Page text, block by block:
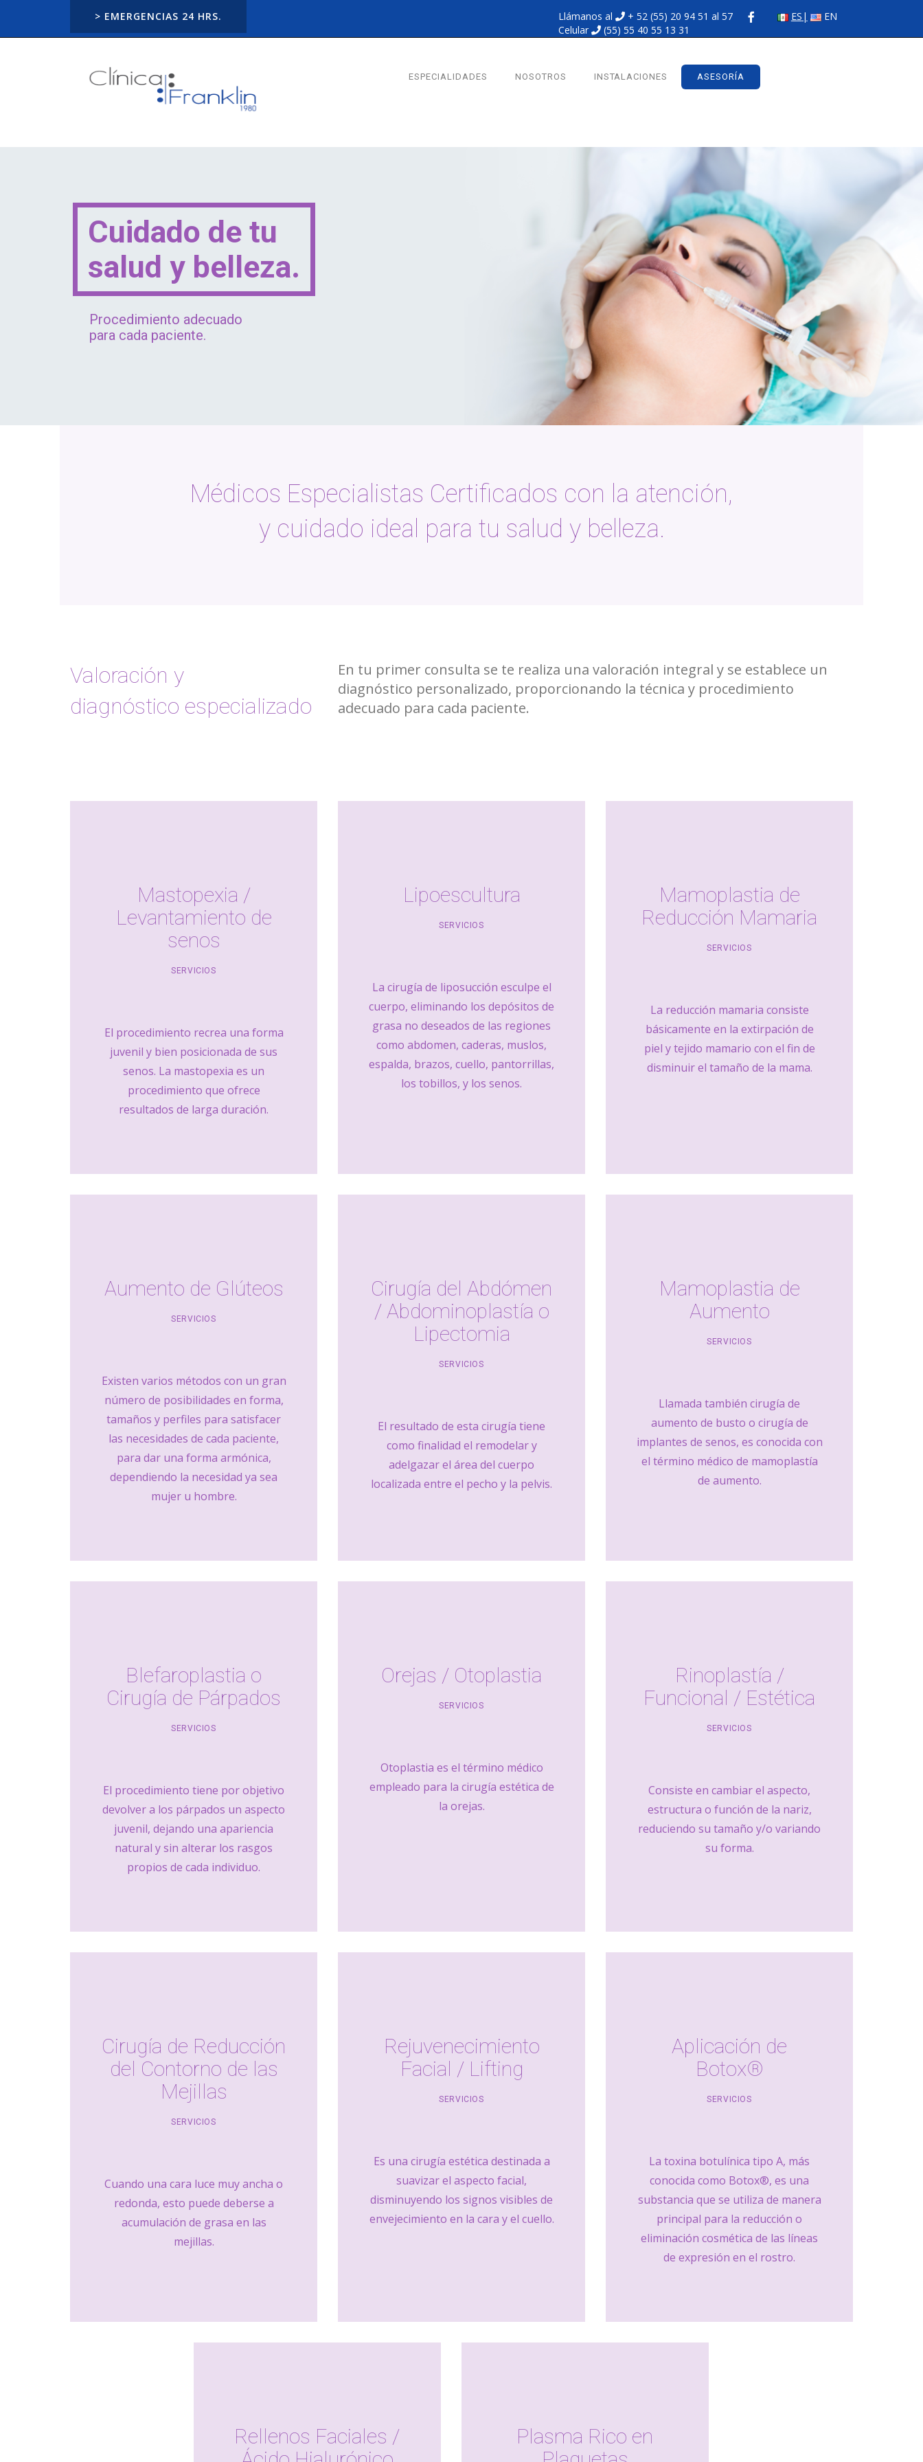
> EMERGENCIAS 24 HRS. Llámanos al
+ 52 (55) 20 94 51 al 57
Celular
(55) 55 40 55 13 31
ES EN
ESPECIALIDADES NOSOTROS INSTALACIONES ASESORÍA
Procedimiento adecuado
para cada paciente.
Médicos Especialistas Certificados con la atención,
y cuidado ideal para tu salud y belleza.
Valoración y
diagnóstico especializado
En tu primer consulta se te realiza una valoración integral y se establece un
diagnóstico personalizado, proporcionando la técnica y procedimiento
adecuado para cada paciente.
Mastopexia /
Levantamiento de
senos
SERVICIOS
El procedimiento recrea una forma
juvenil y bien posicionada de sus
senos. La mastopexia es un
procedimiento que ofrece
resultados de larga duración.
Lipoescultura
SERVICIOS
La cirugía de liposucción esculpe el
cuerpo, eliminando los depósitos de
grasa no deseados de las regiones
como abdomen, caderas, muslos,
espalda, brazos, cuello, pantorrillas,
los tobillos, y los senos.
Mamoplastia de
Reducción Mamaria
SERVICIOS
La reducción mamaria consiste
básicamente en la extirpación de
piel y tejido mamario con el fin de
disminuir el tamaño de la mama.
Aumento de Glúteos
SERVICIOS
Existen varios métodos con un gran
número de posibilidades en forma,
tamaños y perfiles para satisfacer
las necesidades de cada paciente,
para dar una forma armónica,
dependiendo la necesidad ya sea
mujer u hombre.
Cirugía del Abdómen
/ Abdominoplastía o
Lipectomia
SERVICIOS
El resultado de esta cirugía tiene
como finalidad el remodelar y
adelgazar el área del cuerpo
localizada entre el pecho y la pelvis.
Mamoplastia de
Aumento
SERVICIOS
Llamada también cirugía de
aumento de busto o cirugía de
implantes de senos, es conocida con
el término médico de mamoplastía
de aumento.
Blefaroplastia o
Cirugía de Párpados
SERVICIOS
El procedimiento tiene por objetivo
devolver a los párpados un aspecto
juvenil, dejando una apariencia
natural y sin alterar los rasgos
propios de cada individuo.
Orejas / Otoplastia
SERVICIOS
Otoplastia es el término médico
empleado para la cirugía estética de
la orejas.
Rinoplastía /
Funcional / Estética
SERVICIOS
Consiste en cambiar el aspecto,
estructura o función de la nariz,
reduciendo su tamaño y/o variando
su forma.
Cirugía de Reducción
del Contorno de las
Mejillas
SERVICIOS
Cuando una cara luce muy ancha o
redonda, esto puede deberse a
acumulación de grasa en las
mejillas.
Rejuvenecimiento
Facial / Lifting
SERVICIOS
Es una cirugía estética destinada a
suavizar el aspecto facial,
disminuyendo los signos visibles de
envejecimiento en la cara y el cuello.
Aplicación de
Botox®
SERVICIOS
La toxina botulínica tipo A, más
conocida como Botox®, es una
substancia que se utiliza de manera
principal para la reducción o
eliminación cosmética de las líneas
de expresión en el rostro.
Rellenos Faciales /
Plasma Rico en